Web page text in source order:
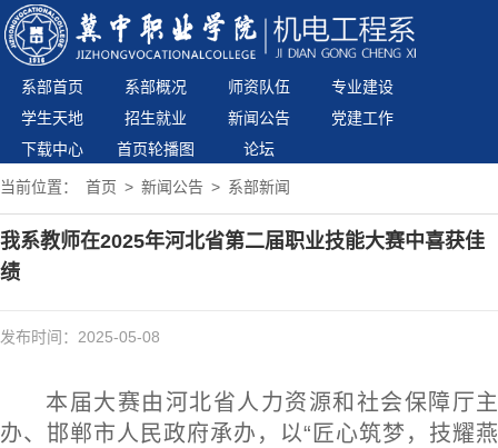
系部首页 系部概况 师资队伍
专业建设
学生天地
招生就业 新闻公告
党建工作
下载中心
首页轮播图 论坛
当前位置： 首页 > 新闻公告 > 系部新闻
我系教师在2025年河北省第二届职业技能大赛中喜获佳
绩
发布时间：2025-05-08
本届大赛由河北省人力资源和社会保障厅主
办、邯郸市人民政府承办，以“匠心筑梦，技耀燕